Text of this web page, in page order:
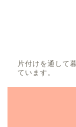
片付けを通して
ています。